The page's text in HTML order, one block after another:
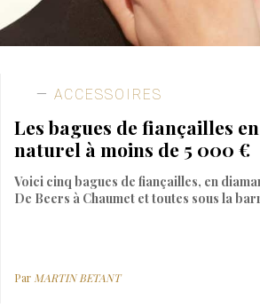
ACCESSOIRES
Les bagues de fiançailles
naturel à moins de 5 000 €
Voici cinq bagues de fiançailles, en
De Beers à Chaumet et toutes sous la
Par MARTIN BETANT